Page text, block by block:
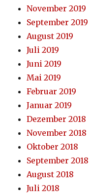
November 2019
September 2019
August 2019
Juli 2019
Juni 2019
Mai 2019
Februar 2019
Januar 2019
Dezember 2018
November 2018
Oktober 2018
September 2018
August 2018
Juli 2018